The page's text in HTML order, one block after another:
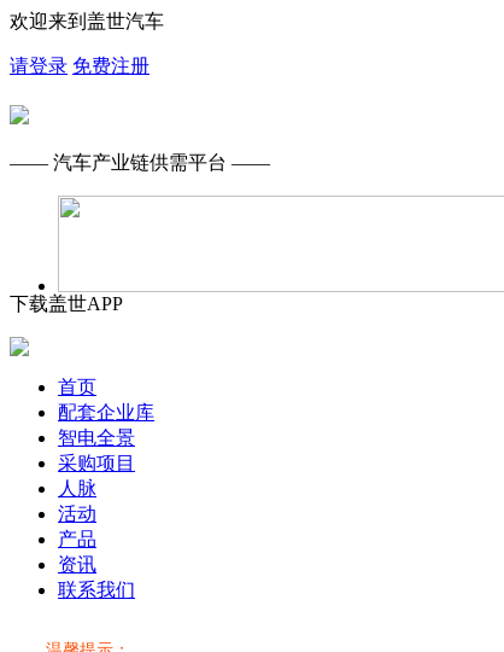
欢迎来到盖世汽车
请登录 免费注册
—— 汽车产业链供需平台 ——
下载盖世APP
首页
配套企业库
智电全景
采购项目
人脉
活动
产品
资讯
联系我们